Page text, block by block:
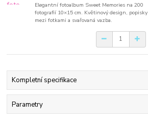
Elegantní fotoalbum Sweet Memories na 200
fotografií 10×15 cm. Květinový design, popisky
mezi fotkami a svařovaná vazba.
Kompletní specifikace
Parametry